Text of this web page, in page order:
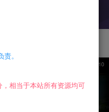
10
。
相当于本站所有资源均可